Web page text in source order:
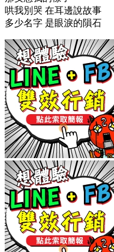
哄我別哭 在耳邊說故事
多少名字 是眼淚的隕石